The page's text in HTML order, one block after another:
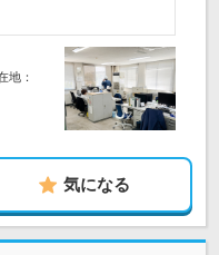
地：
気になる